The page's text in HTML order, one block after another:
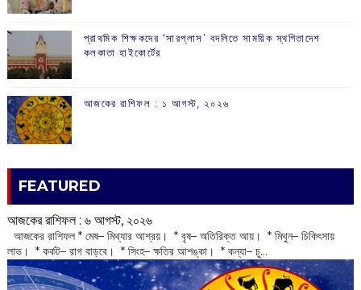
প্রাথমিক শিক্ষকদের ‘সারপ্লাস’ বদলিতে সাময়িক স্থগিতাদেশ
কলকাতা হাইকোর্টের
আজকের রাশিফল :‌ ‌‌১ আগস্ট, ২০২৬
FEATURED
আজকের রাশিফল :‌ ‌‌৬ আগস্ট, ২০২৬
‌ আজকের রাশিফল * মেষ– মিথ্যার আশ্রয়। * বৃষ– অতিরিক্ত আয়। * মিথুন– চিকিৎসায়
লাভ। * কর্কট– রাগ বাড়বে। * সিংহ– ক্ষতির আশঙ্কা। * কন্যা– চু...